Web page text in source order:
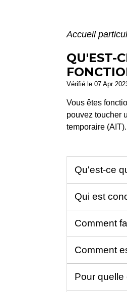
Accueil
QU'EST-
Vérifié le 07 Apr
Vous êtes
pouvez toucher
temporaire
Qu'est-ce
Qui est
Comment
Comment
Pour quelle